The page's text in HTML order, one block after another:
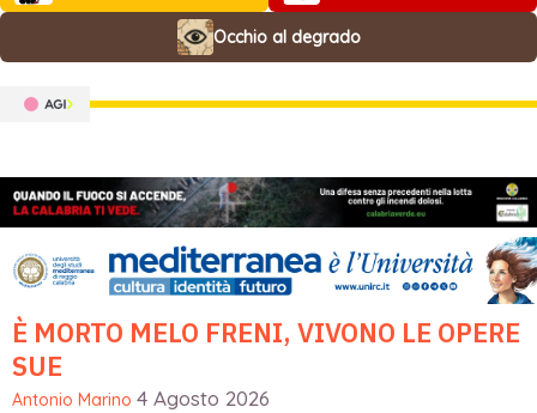
Occhio al degrado
È MORTO MELO FRENI, VIVONO LE OPERE
SUE
Antonio Marino 4 Agosto 2026